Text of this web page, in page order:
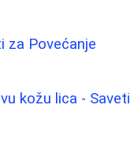
za Povećanje
kožu lica - Saveti